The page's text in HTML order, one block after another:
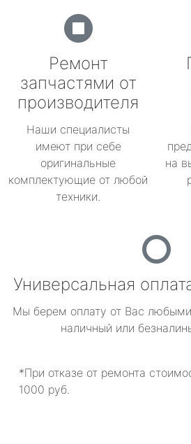
Ремонт
запчастями от
производителя
Наши специалисты
имеют при себе
оригинальные
комплектующие от любой
техники.
на
Универсальная
Мы берем оплату от Вас
наличный или
*При отказе от ремонта
1000 руб.